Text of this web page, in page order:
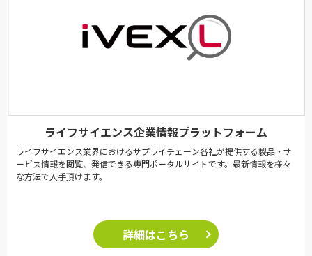
ライフサイエンス企業情報プラットフォーム
ライフサイエンス業界におけるサプライチェーン各社が提供する製品・サ
ービス情報を閲覧、発信できる専門ポータルサイトです。最新情報を様々
な方法で入手頂けます。
詳細はこちら